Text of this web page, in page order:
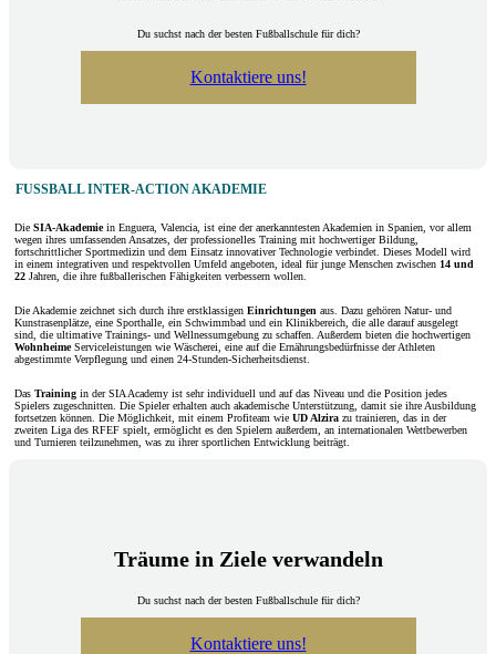
Du suchst nach der besten Fußballschule für dich?
Kontaktiere uns!
FUSSBALL INTER-ACTION AKADEMIE
Die SIA-Akademiein Enguera, Valencia, ist eine der anerkanntesten Akademien in Spanien, vor allem
wegen ihres umfassenden Ansatzes, der professionelles Training mit hochwertiger Bildung,
fortschrittlicher Sportmedizin und dem Einsatz innovativer Technologie verbindet. Dieses Modell wird
in einem integrativen und respektvollen Umfeld angeboten, ideal für junge Menschen zwischen 14 und
22 Jahren, die ihre fußballerischen Fähigkeiten verbessern wollen.
Die Akademie zeichnet sich durch ihre erstklassigen Einrichtungen aus. Dazu gehören Natur- und
Kunstrasenplätze, eine Sporthalle, ein Schwimmbad und ein Klinikbereich, die alle darauf ausgelegt
sind, die ultimative Trainings- und Wellnessumgebung zu schaffen. Außerdem bieten die hochwertigen
WohnheimeServiceleistungen wie Wäscherei, eine auf die Ernährungsbedürfnisse der Athleten
abgestimmte Verpflegung und einen 24-Stunden-Sicherheitsdienst.
Das Training in der SIA Academy ist sehr individuell und auf das Niveau und die Position jedes
Spielers zugeschnitten. Die Spieler erhalten auch akademische Unterstützung, damit sie ihre Ausbildung
fortsetzen können. Die Möglichkeit, mit einem Profiteam wie UD Alzira zu trainieren, das in der
zweiten Liga des RFEF spielt, ermöglicht es den Spielern außerdem, an internationalen Wettbewerben
und Turnieren teilzunehmen, was zu ihrer sportlichen Entwicklung beiträgt.
Träume in Ziele verwandeln
Du suchst nach der besten Fußballschule für dich?
Kontaktiere uns!